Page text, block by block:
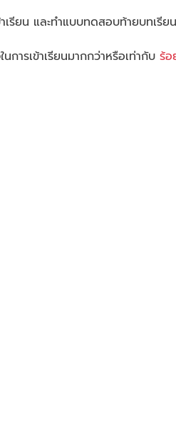
เรียน และทำแบบทดสอบท้ายบทเรี
นการเข้าเรียนมากกว่าหรือเท่ากับ ร้อ